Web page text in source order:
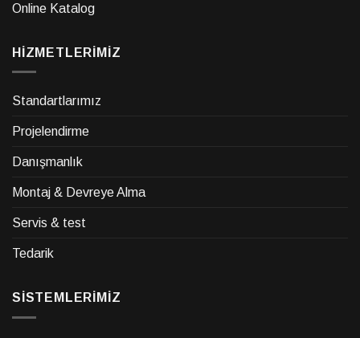
Online Katalog
HİZMETLERİMİZ
Standartlarımız
Projelendirme
Danışmanlık
Montaj & Devreye Alma
Servis & test
Tedarik
SİSTEMLERİMİZ